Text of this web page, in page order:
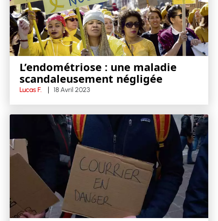
L’endométriose : une maladie
scandaleusement négligée
Lucas F. 18 Avril 2023